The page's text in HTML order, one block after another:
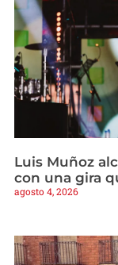
Luis Muñoz
con una gira
agosto 4, 2026